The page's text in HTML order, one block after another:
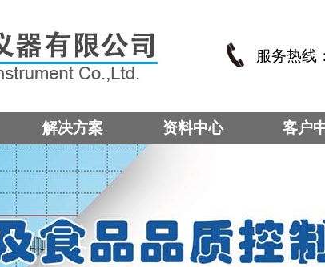
服务热线：
解决方案 资料中心 客户